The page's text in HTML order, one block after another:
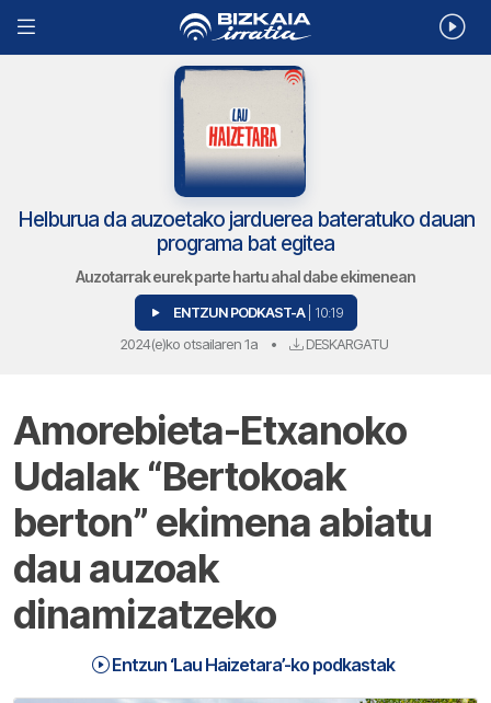
Helburua da auzoetako jarduerea bateratuko dauan
programa bat egitea
Auzotarrak eurek parte hartu ahal dabe ekimenean
ENTZUN PODKAST-A | 10:19
2024(e)ko otsailaren 1a • DESKARGATU
Amorebieta-Etxanoko
Udalak “Bertokoak
berton” ekimena abiatu
dau auzoak
dinamizatzeko
Entzun ‘Lau Haizetara’-ko podkastak